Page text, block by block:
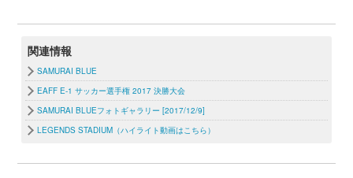
関連情報
SAMURAI BLUE
EAFF E-1 サッカー選手権 2017 決勝大会
SAMURAI BLUEフォトギャラリー [2017/12/9]
LEGENDS STADIUM（ハイライト動画はこちら）